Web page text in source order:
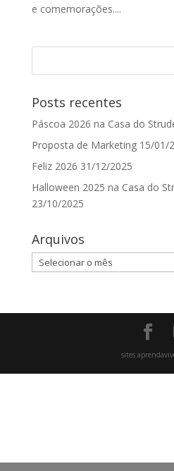
e comemorações....
Posts recentes
Páscoa 2026 na Casa do
Proposta de Marketing 15/01/
Feliz 2026 31/12/2025
Halloween 2025 na Casa do
23/10/2025
Arquivos
Arquivos